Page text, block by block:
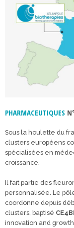
PHARMACEUTIQUES
Sous la houlette du
clusters européens
spécialisées en
croissance.
Il fait partie des
personnalisée. Le
coordonne depuis
clusters, baptisé
innovation and